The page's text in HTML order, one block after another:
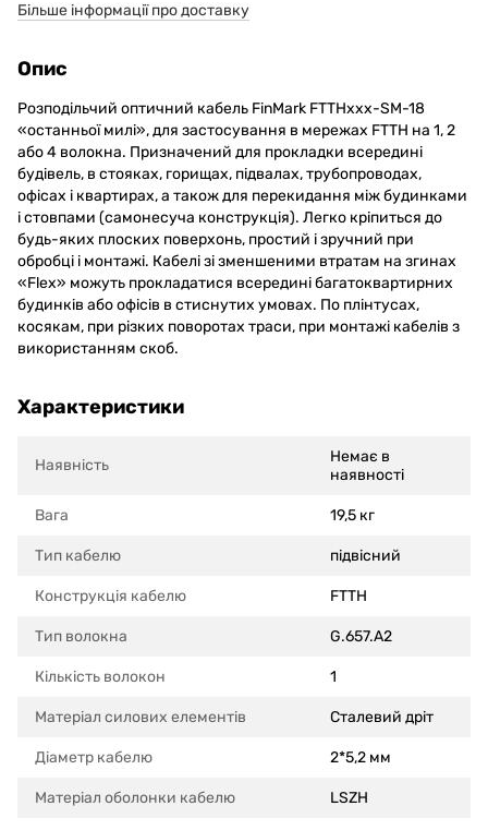
Більше інформації про доставку
Опис
Розподільчий оптичний кабель FinMark FTTHxxx-SM-18
«останньої милі», для застосування в мережах FTTH на 1, 2
або 4 волокна. Призначений для прокладки всередині
будівель, в стояках, горищах, підвалах, трубопроводах,
офісах і квартирах, а також для перекидання між будинками
і стовпами (самонесуча конструкція). Легко кріпиться до
будь-яких плоских поверхонь, простий і зручний при
обробці і монтажі. Кабелі зі зменшеними втратам на згинах
«Flex» можуть прокладатися всередині багатоквартирних
будинків або офісів в стиснутих умовах. По плінтусах,
косякам, при різких поворотах траси, при монтажі кабелів з
використанням скоб.
Характеристики
Наявність
Немає в
наявності
Вага 19,5 кг
Тип кабелю підвісний
Конструкція кабелю FTTH
Тип волокна G.657.A2
Кількість волокон 1
Матеріал силових елементів Сталевий дріт
Діаметр кабелю 2*5,2 мм
Матеріал оболонки кабелю LSZH